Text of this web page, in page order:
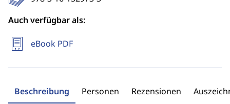
Auch verfügbar als:
eBook PDF
Beschreibung Personen Rezensionen